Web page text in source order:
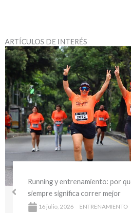
ARTÍCULOS DE INTERÉS
Running y entrenamiento: por
siempre significa correr mejor
16 julio, 2026 ENTRENAMIENTO